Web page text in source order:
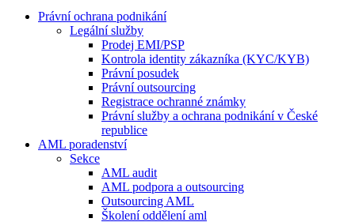
Právní ochrana podnikání
Legální služby
Prodej EMI/PSP
Kontrola identity zákazníka (KYC/KYB)
Právní posudek
Právní outsourcing
Registrace ochranné známky
Právní služby a ochrana podnikání v České
republice
AML poradenství
Sekce
AML audit
AML podpora a outsourcing
Outsourcing AML
Školení oddělení aml